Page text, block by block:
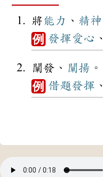
將 能力 、 精神
例 發揮愛心 、
闡發、 闡揚 。
例 借題發揮 、